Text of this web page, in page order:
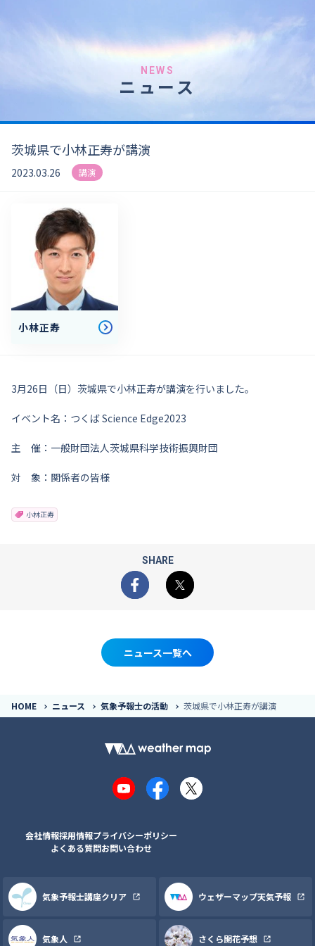
NEWS
ニュース
茨城県で小林正寿が講演
2023.03.26 講演
小林正寿
3月26日（日）茨城県で小林正寿が講演を行いました。
イベント名：つくば Science Edge2023
主 催：一般財団法人茨城県科学技術振興財団
対 象：関係者の皆様
小林正寿
SHARE
Facebook
X
ニュース一覧へ
HOME ニュース 気象予報士の活動 茨城県で小林正寿が講演
YouTubeFacebook
X
会社情報採用情報プライバシーポリシー
よくある質問お問い合わせ
気象予報士講座クリア ウェザーマップ天気予報
気象人 さくら開花予想